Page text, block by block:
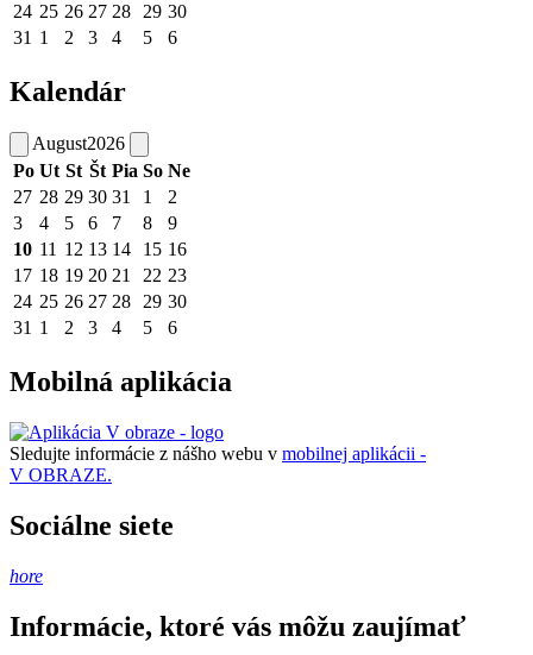
24 25 26 27 28 29 30
31 1 2 3 4 5 6
Kalendár
August2026
Po Ut St Št Pia So Ne
27 28 29 30 31 1
2
3
4 5 6 7 8
9
10 11 12 13 14 15 16
17 18 19 20 21 22 23
24 25 26 27 28 29 30
31 1 2 3 4 5 6
Mobilná aplikácia
Sledujte informácie z nášho webu v mobilnej aplikácii -
V OBRAZE.
Sociálne siete
hore
Informácie, ktoré vás môžu zaujímať